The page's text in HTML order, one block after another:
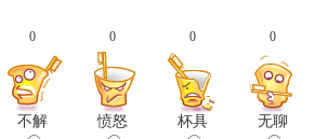
0
不解
0
愤怒
0
杯具
0
无聊